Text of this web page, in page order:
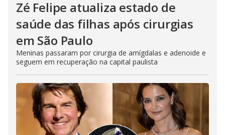
Zé Felipe atualiza estado de
saúde das filhas após cirurgias
em São Paulo
Meninas passaram por cirurgia de amígdalas e adenoide e
seguem em recuperação na capital paulista